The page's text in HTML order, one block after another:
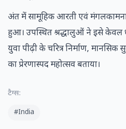
अंत में सामूहिक आरती एवं
हुआ। उपस्थित श्रद्धालुओं ने इसे केवल
युवा पीढ़ी के चरित्र निर्माण,
का प्रेरणास्पद महोत्सव बताया।
टैग्स:
#India